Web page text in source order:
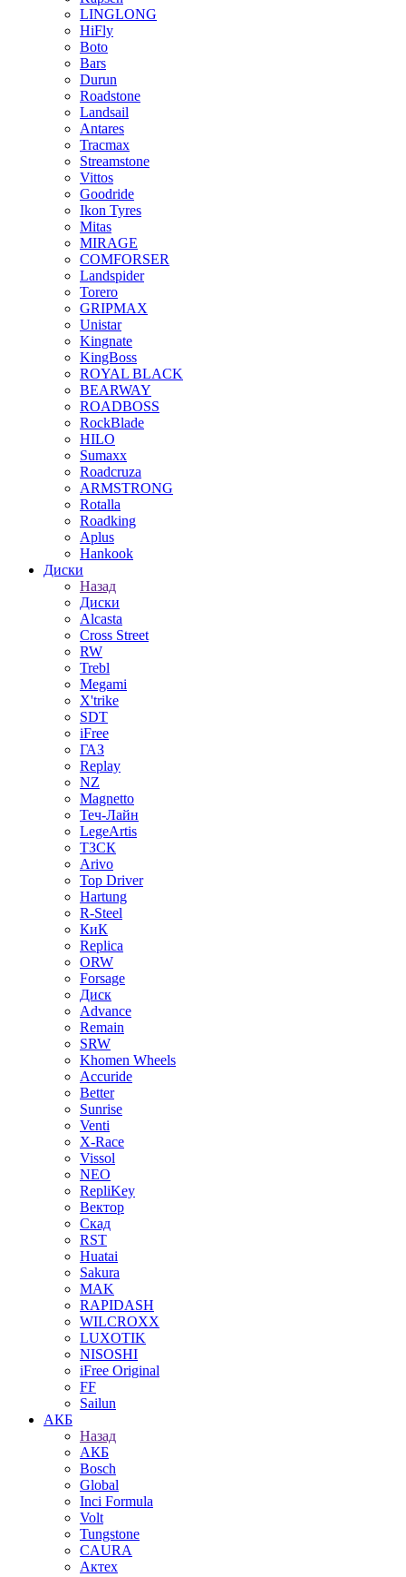
LINGLONG
HiFly
Boto
Bars
Durun
Roadstone
Landsail
Antares
Tracmax
Streamstone
Vittos
Goodride
Ikon Tyres
Mitas
MIRAGE
COMFORSER
Landspider
Torero
GRIPMAX
Unistar
Kingnate
KingBoss
ROYAL BLACK
BEARWAY
ROADBOSS
RockBlade
HILO
Sumaxx
Roadcruza
ARMSTRONG
Rotalla
Roadking
Aplus
Hankook
Диски
Назад
Диски
Alcasta
Cross Street
RW
Trebl
Megami
X'trike
SDT
iFree
ГАЗ
Replay
NZ
Magnetto
Теч-Лайн
LegeArtis
ТЗСК
Arivo
Top Driver
Hartung
R-Steel
КиК
Replica
ORW
Forsage
Диск
Advance
Remain
SRW
Khomen Wheels
Accuride
Better
Sunrise
Venti
X-Race
Vissol
NEO
RepliKey
Вектор
Скад
RST
Huatai
Sakura
MAK
RAPIDASH
WILCROXX
LUXOTIK
NISOSHI
iFree Original
FF
Sailun
АКБ
Назад
АКБ
Bosch
Global
Inci Formula
Volt
Tungstone
CAURA
Актех